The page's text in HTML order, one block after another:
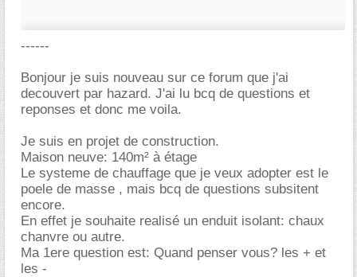
------
Bonjour je suis nouveau sur ce forum que j'ai
decouvert par hazard. J'ai lu bcq de questions et
reponses et donc me voila.
Je suis en projet de construction.
Maison neuve: 140m² à étage
Le systeme de chauffage que je veux adopter est le
poele de masse , mais bcq de questions subsitent
encore.
En effet je souhaite realisé un enduit isolant: chaux
chanvre ou autre.
Ma 1ere question est: Quand penser vous? les + et
les -